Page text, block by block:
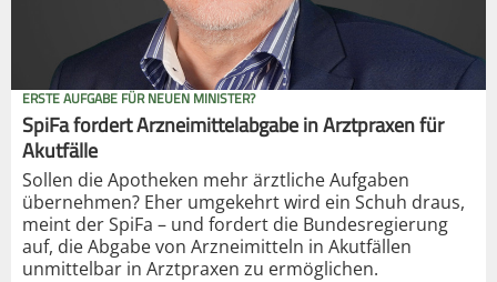
ERSTE AUFGABE FÜR NEUEN MINISTER?
SpiFa fordert Arzneimittelabgabe in Arztpraxen für
Akutfälle
Sollen die Apotheken mehr ärztliche Aufgaben
übernehmen? Eher umgekehrt wird ein Schuh draus,
meint der SpiFa – und fordert die Bundesregierung
auf, die Abgabe von Arzneimitteln in Akutfällen
unmittelbar in Arztpraxen zu ermöglichen.